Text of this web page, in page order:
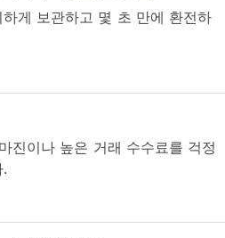
게 보관하고 몇 초 만에 환전하
진이나 높은 거래 수수료를 걱정